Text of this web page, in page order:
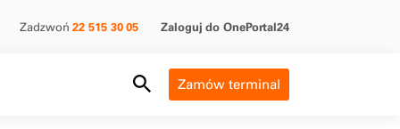
Zadzwoń22 515 30 05 Zaloguj do OnePortal24
Search FieldZamów terminal